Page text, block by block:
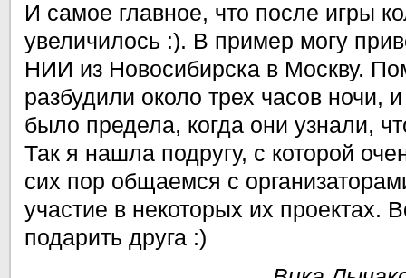
И самое главное, что после игры
увеличилось :). В пример могу
НИИ из Новосибирска в Москву.
разбудили около трех часов ночи,
было предела, когда они узнали,
Так я нашла подругу, с которой
сих пор общаемся с
участие в некоторых их проектах.
подарить друга :)